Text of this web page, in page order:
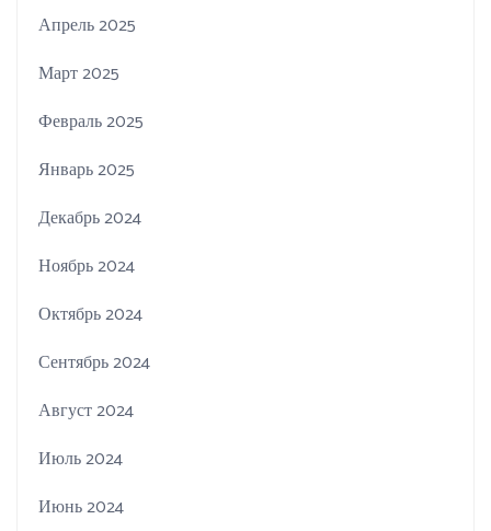
Апрель 2025
Март 2025
Февраль 2025
Январь 2025
Декабрь 2024
Ноябрь 2024
Октябрь 2024
Сентябрь 2024
Август 2024
Июль 2024
Июнь 2024